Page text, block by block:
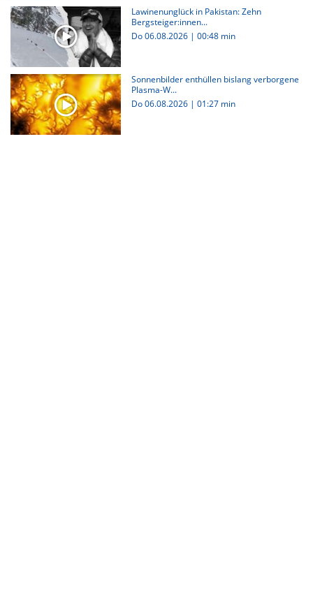
Lawinenunglück in Pakistan: Zehn
Bergsteiger:innen...
Do 06.08.2026 | 00:48 min
Sonnenbilder enthüllen bislang verborgene
Plasma-W...
Do 06.08.2026 | 01:27 min